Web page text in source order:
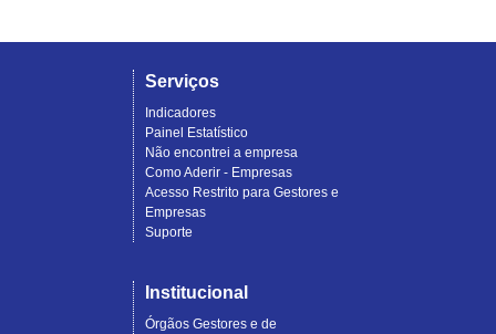
Serviços
Indicadores
Painel Estatístico
Não encontrei a empresa
Como Aderir - Empresas
Acesso Restrito para Gestores e
Empresas
Suporte
Institucional
Órgãos Gestores e de